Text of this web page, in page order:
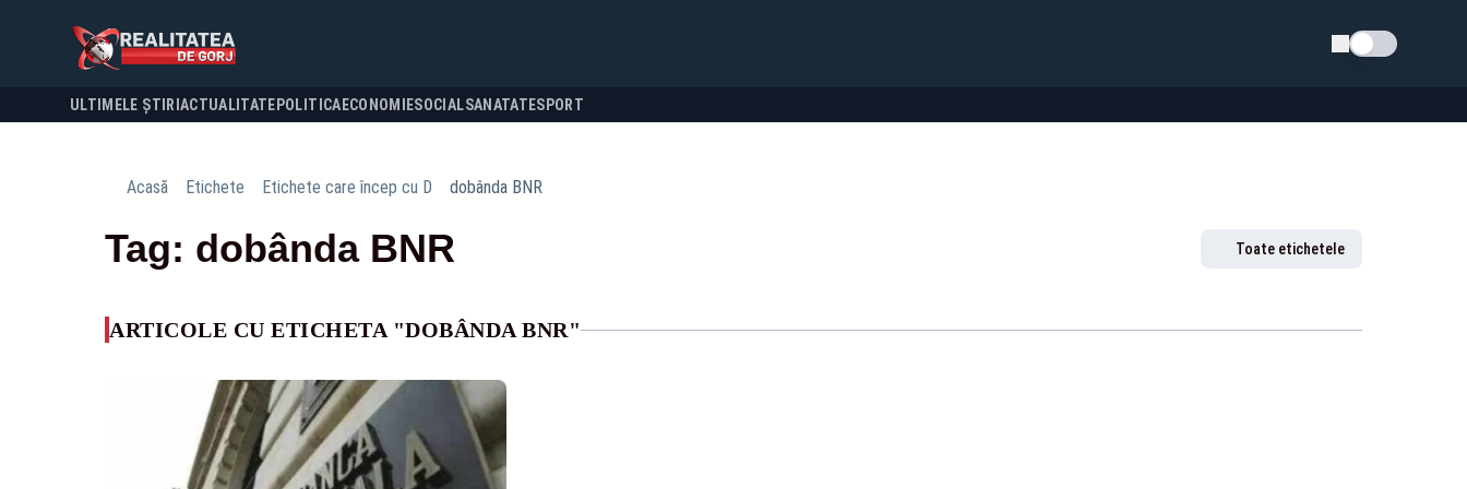
Schimba tema
ULTIMELE ȘTIRI ACTUALITATE POLITICA ECONOMIESOCIALSANATATESPORT
Acasă Etichete Etichete care încep cu D dobânda BNR
Tag: dobânda BNR Toate etichetele
ARTICOLE CU ETICHETA "DOBÂNDA BNR"